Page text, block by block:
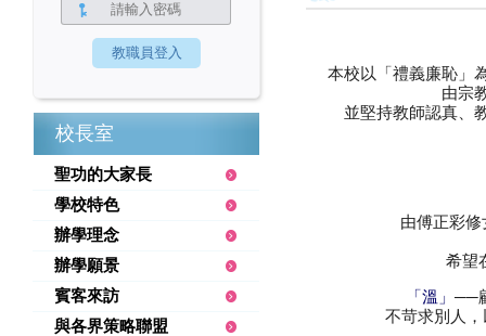
校長室
聖功的大家長
學校特色
辦學理念
辦學願景
賓客來訪
與各界策略聯盟
本校以「禮義廉恥」
由宗
並堅持教師認真、
由傅正彩
希望
「溫」 ──
不苛求別人